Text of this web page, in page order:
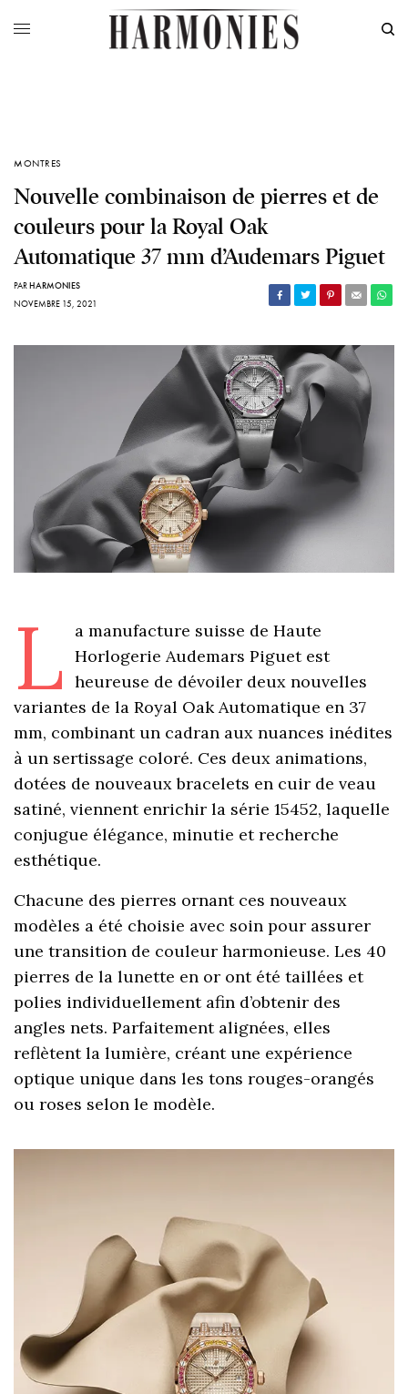
MONTRES
Nouvelle combinaison de pierres et de
couleurs pour la Royal Oak
Automatique 37 mm d’Audemars Piguet
PARHARMONIES
NOVEMBRE 15, 2021
L
a manufacture suisse de Haute
Horlogerie Audemars Piguet est
heureuse de dévoiler deux nouvelles
variantes de la Royal Oak Automatique en 37
mm, combinant un cadran aux nuances inédites
à un sertissage coloré. Ces deux animations,
dotées de nouveaux bracelets en cuir de veau
satiné, viennent enrichir la série 15452, laquelle
conjugue élégance, minutie et recherche
esthétique.
Chacune des pierres ornant ces nouveaux
modèles a été choisie avec soin pour assurer
une transition de couleur harmonieuse. Les 40
pierres de la lunette en or ont été taillées et
polies individuellement afin d’obtenir des
angles nets. Parfaitement alignées, elles
reflètent la lumière, créant une expérience
optique unique dans les tons rouges-orangés
ou roses selon le modèle.